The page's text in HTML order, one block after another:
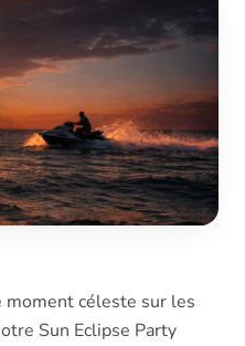
moment céleste sur les
Sun Eclipse Party